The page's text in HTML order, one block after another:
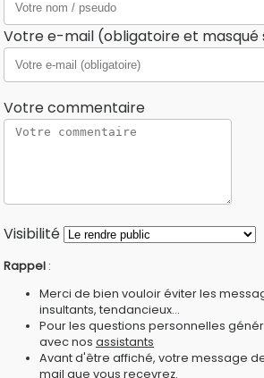
Votre e-mail (obligatoire et masqué
Votre commentaire
Visibilité
Rappel :
Merci de bien vouloir éviter les
insultants, tendancieux...
Pour les questions personnelles
avec nos assistants
Avant d'être affiché, votre message
mail que vous recevrez.